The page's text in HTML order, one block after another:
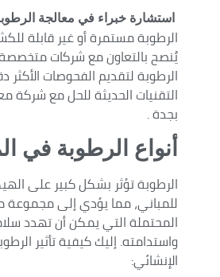
استشارة خبراء في معالجة
الرطوبة مستمرة أو غير قابلة
يُنصح بالتعاون مع شركات
الرطوبة لتقديم الفحوصات الأكثر
التقنيات الحديثة للحل مع شركة
بجدة .
أنواع الرطوبة في
الرطوبة تؤثر بشكل كبير على
للمباني، مما يؤدي إلى مجموعة
المحتملة التي يمكن أن تهدد
واستدامته. إليك كيفية تأثير
الإنشائي: